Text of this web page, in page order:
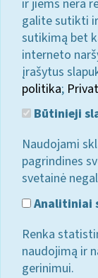
ir jiems nėra
galite sutikti
sutikimą bet
interneto
įrašytus
politika;
Būtinieji
Naudojami
pagrindines
svetainė
Analitiniai
Renka
naudojimą ir
gerinimui.